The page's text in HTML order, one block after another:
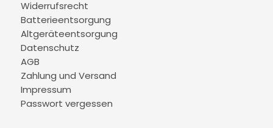
Widerrufsrecht
Batterieentsorgung
Altgeräteentsorgung
Datenschutz
AGB
Zahlung und Versand
Impressum
Passwort vergessen